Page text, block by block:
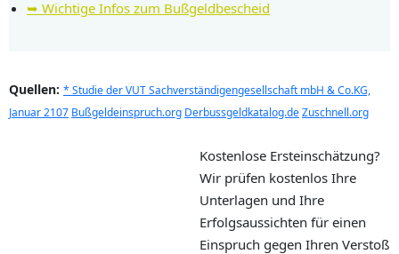
➥ Wichtige Infos zum Bußgeldbescheid
Quellen: * Studie der VUT Sachverständigengesellschaft mbH & Co.KG,
Januar 2107 Bußgeldeinspruch.org Derbussgeldkatalog.deZuschnell.org
Kostenlose Ersteinschätzung?
Wir prüfen kostenlos Ihre
Unterlagen und Ihre
Erfolgsaussichten für einen
Einspruch gegen Ihren Verstoß